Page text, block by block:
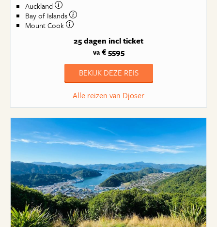
Auckland
Bay of Islands
Mount Cook
25 dagen incl ticket
va€ 5595
BEKIJK DEZE REIS
Alle reizen van Djoser